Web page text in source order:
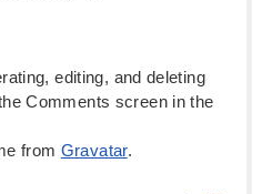
editing, and deleting
Comments screen in the
from Gravatar.